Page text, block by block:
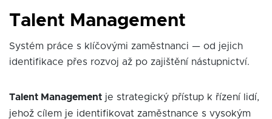
Talent Management
Systém práce s klíčovými zaměstnanci — od jejich
identifikace přes rozvoj až po zajištění nástupnictví.
Talent Management je strategický přístup k řízení lidí,
jehož cílem je identifikovat zaměstnance s vysokým